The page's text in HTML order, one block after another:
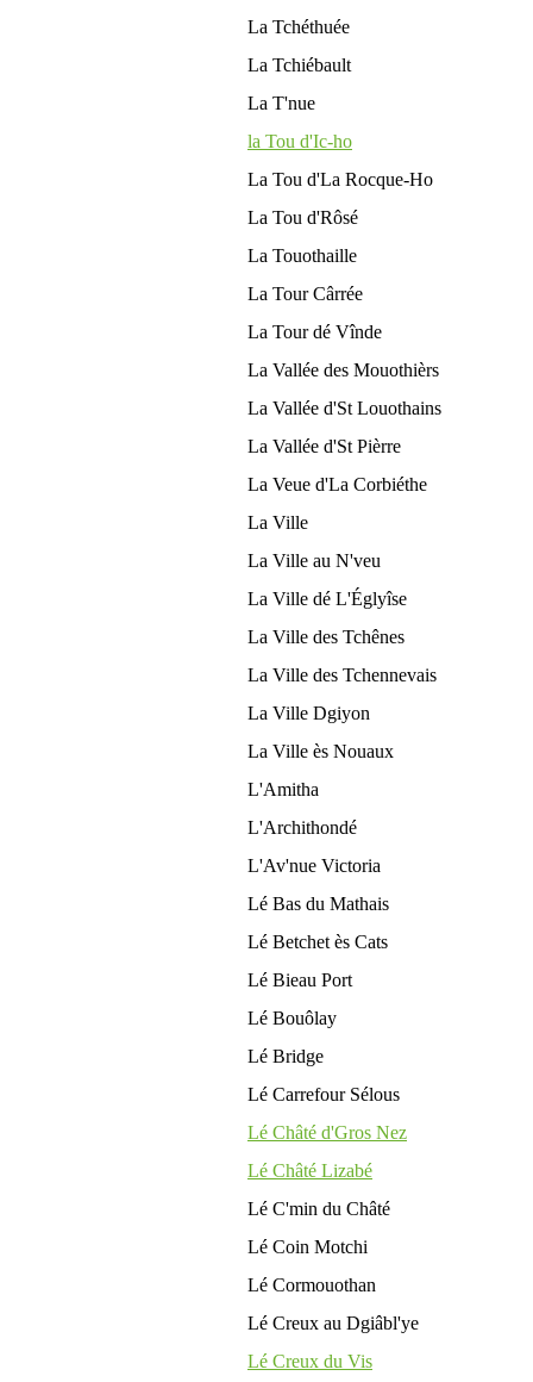
La Tchéthuée
La Tchiébault
La T'nue
la Tou d'Ic-ho
La Tou d'La Rocque-Ho
La Tou d'Rôsé
La Touothaille
La Tour Cârrée
La Tour dé Vînde
La Vallée des Mouothièrs
La Vallée d'St Louothains
La Vallée d'St Pièrre
La Veue d'La Corbiéthe
La Ville
La Ville au N'veu
La Ville dé L'Églyîse
La Ville des Tchênes
La Ville des Tchennevais
La Ville Dgiyon
La Ville ès Nouaux
L'Amitha
L'Archithondé
L'Av'nue Victoria
Lé Bas du Mathais
Lé Betchet ès Cats
Lé Bieau Port
Lé Bouôlay
Lé Bridge
Lé Carrefour Sélous
Lé Châté d'Gros Nez
Lé Châté Lizabé
Lé C'min du Châté
Lé Coin Motchi
Lé Cormouothan
Lé Creux au Dgiâbl'ye
Lé Creux du Vis